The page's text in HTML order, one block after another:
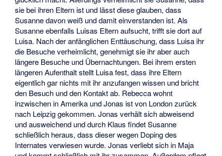
sie bei ihren Eltern ist und lässt diese glauben, dass
Susanne davon weiß und damit einverstanden ist. Als
Susanne ebenfalls Luisas Eltern aufsucht, trifft sie dort auf
Luisa. Nach der anfänglichen Enttäuschung, dass Luisa ihr
die Besuche verheimlicht, genehmigt sie ihr aber auch
längere Besuche und Übernachtungen. Bei ihrem ersten
längeren Aufenthalt stellt Luisa fest, dass ihre Eltern
eigentlich gar nichts mit ihr anzufangen wissen und bricht
den Besuch und den Kontakt ab. Rebecca wohnt
inzwischen in Amerika und Jonas ist von London zurück
nach Leipzig gekommen. Jonas verhält sich abweisend
und ausweichend und durch Klaus findet Susanne
schließlich heraus, dass dieser wegen Doping des
Internates verwiesen wurde. Jonas verliebt sich in Maja